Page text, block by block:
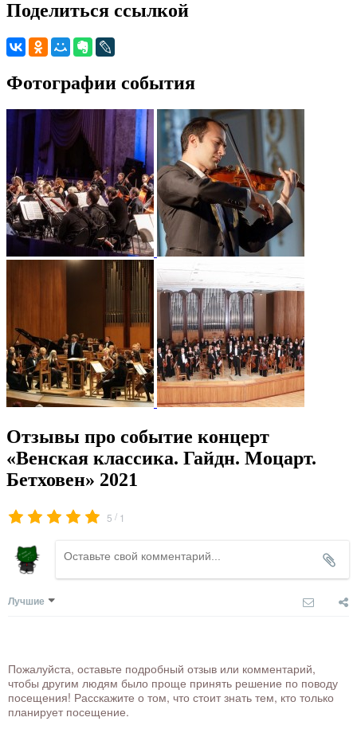
Поделиться ссылкой
Фотографии события
Отзывы про событие концерт
«Венская классика. Гайдн. Моцарт.
Бетховен» 2021
5 / 1
Лучшие
Пожалуйста, оставьте подробный отзыв или комментарий,
чтобы другим людям было проще принять решение по поводу
посещения! Расскажите о том, что стоит знать тем, кто только
планирует посещение.